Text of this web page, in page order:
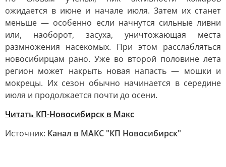
ожидается в июне и начале июля. Затем их станет
меньше — особенно если начнутся сильные ливни
или, наоборот, засуха, уничтожающая места
размножения насекомых. При этом расслабляться
новосибирцам рано. Уже во второй половине лета
регион может накрыть новая напасть — мошки и
мокрецы. Их сезон обычно начинается в середине
июля и продолжается почти до осени.
Читать КП-Новосибирск в Mакс
Источник: Канал в МАКС "КП Новосибирск"